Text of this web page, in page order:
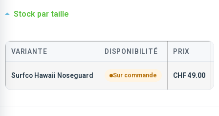
Stock par taille
VARIANTE DISPONIBILITÉ PRIX
Surfco Hawaii Noseguard Sur commande CHF49.00